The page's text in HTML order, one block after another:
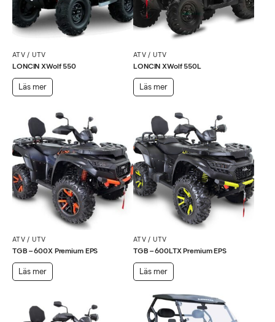
ATV / UTV
LONCIN XWolf 550
Läs mer
ATV / UTV
LONCIN XWolf 550L
Läs mer
ATV / UTV
TGB – 600X Premium EPS
Läs mer
ATV / UTV
TGB – 600LTX Premium EPS
Läs mer